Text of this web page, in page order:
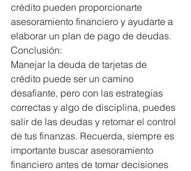
crédito pueden proporcionarte
asesoramiento financiero y ayudarte a
elaborar un plan de pago de deudas.
Conclusión:
Manejar la deuda de tarjetas de
crédito puede ser un camino
desafiante, pero con las estrategias
correctas y algo de disciplina, puedes
salir de las deudas y retomar el control
de tus finanzas. Recuerda, siempre es
importante buscar asesoramiento
financiero antes de tomar decisiones